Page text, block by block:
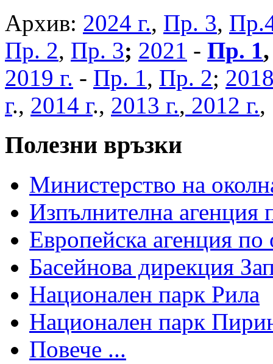
Архив: 2024 г., Пр. 3,
Пр. 2, Пр. 3; 2021 - Пр. 1
2019 г. - Пр. 1, Пр. 2;
г., 2014 г., 2013 г., 2012 г.
Полезни връзки
Министерство на
Изпълнителна агенция
Европейска агенция по
Басейнова дирекция
Национален парк Рила
Национален парк
Повече ...